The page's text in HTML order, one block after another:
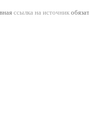
ссылка на источник